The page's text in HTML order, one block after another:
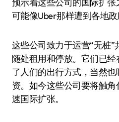
可能像Uber那样遭到各地政
这些公司致力于运营“无桩
随处租用和停放。它们已
了人们的出行方式，当然
资。如今这些公司要将触
速国际扩张。